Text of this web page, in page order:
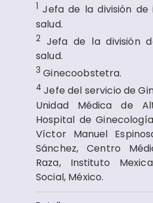
1 Jefa de la división de
salud.
2 Jefa de la división
salud.
3 Ginecoobstetra.
4 Jefe del servicio de
Unidad Médica de
Hospital de
Víctor Manuel
Sánchez, Centro
Raza, Instituto
Social, México.